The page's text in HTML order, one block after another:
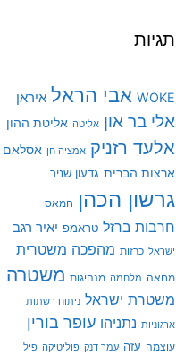
תגיות
WOKE אבי הראל איראן
אלי בר און אליטה אליטת ההון
אלעד רזניק אמציה חן אסלאם
ארצות הברית גדעון שניר
גרשון הכהן חמאס
חרבות ברזל טראמפ יאיר רגב
ישראל כרזות מהפכה משטרית
מחאה מלחמה מנהיגות משטרה
משטרת ישראל ניתוח רשתות
ארגוניות נתניהו עופר בורין
עוצמה עזה עמר דנק פוליטיקה פיל